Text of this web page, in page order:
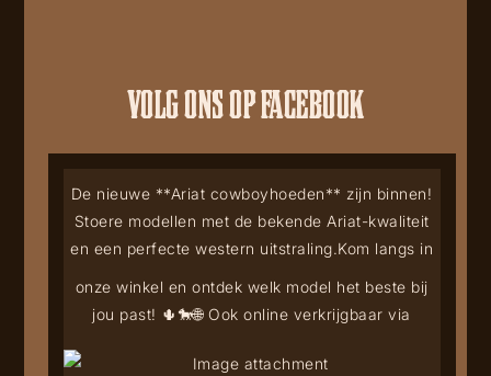
VOLG ONS OP FACEBOOK
De nieuwe **Ariat cowboyhoeden** zijn binnen!
Stoere modellen met de bekende Ariat-kwaliteit
en een perfecte western uitstraling.Kom langs in
onze winkel en ontdek welk model het beste bij
jou past! 🌵🐎🌐 Ook online verkrijgbaar via